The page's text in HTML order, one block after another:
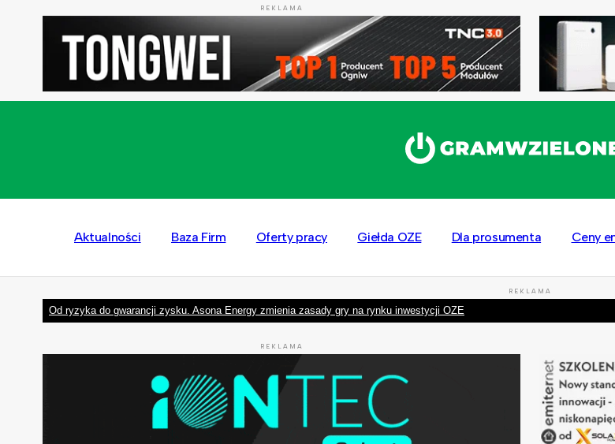
REKLAMA
Aktualności Baza Firm Oferty pracy Giełda OZE Dla prosumenta Ceny
REKLAMA
Od ryzyka do gwarancji zysku. Asona Energy zmienia zasady gry na rynku inwestycji OZE
REKLAMA